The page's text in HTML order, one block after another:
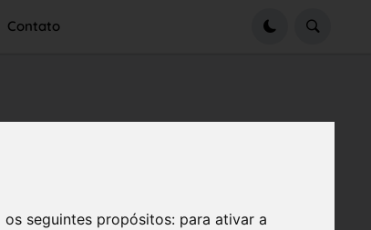
seguintes propósitos: para ativar a
Contato